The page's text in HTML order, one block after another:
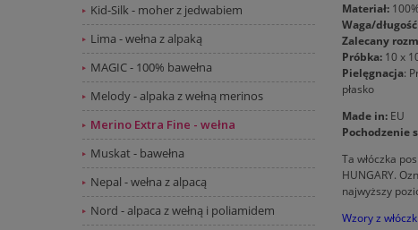
Kid-Silk - moher z jedwabiem
Lima - wełna z alpaką
MAGIC - 100% bawełna
Melody - alpaka z wełną merinos
Merino Extra Fine - wełna
Muskat - bawełna
Nepal - wełna z alpacą
Nord - alpaca z wełną i poliamidem
Materiał:
Waga/
Zalecany
Próbka: 10 x
Pielęgnacja:
płasko
Made in: EU
Pochodzenie
Ta włóczka
HUNGARY.
najwyższy
Wzory z